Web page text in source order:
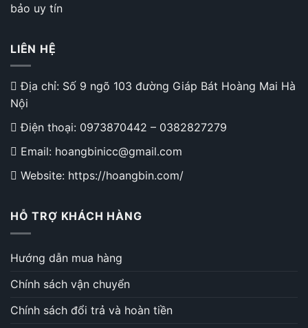
bảo uy tín
LIÊN HỆ
Địa chỉ: Số 9 ngõ 103 đường Giáp Bát Hoàng Mai Hà
Nội
Điện thoại: 0973870442 – 0382827279
Email: hoangbinicc@gmail.com
Website: https://hoangbin.com/
HỖ TRỢ KHÁCH HÀNG
Hướng dẫn mua hàng
Chính sách vận chuyển
Chính sách đổi trả và hoàn tiền